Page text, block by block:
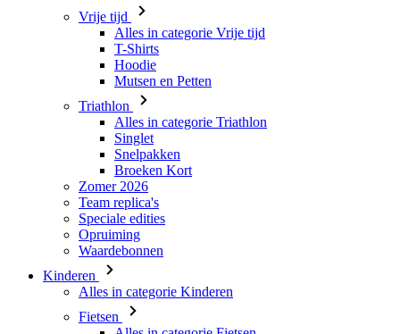
Vrije tijd
Alles in categorie Vrije tijd
T-Shirts
Hoodie
Mutsen en Petten
Triathlon
Alles in categorie Triathlon
Singlet
Snelpakken
Broeken Kort
Zomer 2026
Team replica's
Speciale edities
Opruiming
Waardebonnen
Kinderen
Alles in categorie Kinderen
Fietsen